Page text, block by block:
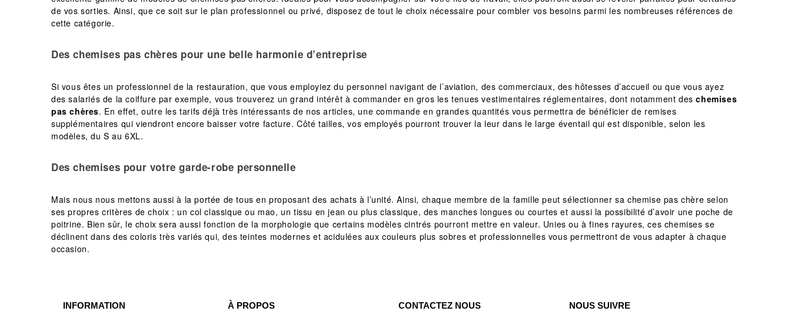
de vos sorties. Ainsi, que ce soit sur le plan professionnel ou privé, disposez de tout le choix nécessaire pour combler vos besoins parmi les nombreuses références de
cette catégorie.
Deschemises pas chères pour une belle harmonie d’entreprise
Si vous êtes un professionnel de la restauration, que vous employiez du personnel navigant de l’aviation, des commerciaux, des hôtesses d’accueil ou que vous ayez
des salariés de la coiffure par exemple, vous trouverez un grand intérêt à commander en gros les tenues vestimentaires réglementaires, dont notamment deschemises
pas chères. En effet, outre les tarifs déjà très intéressants de nos articles, une commande en grandes quantités vous permettra de bénéficier de remises
supplémentaires qui viendront encore baisser votre facture. Côté tailles, vos employés pourront trouver la leur dans le large éventail qui est disponible, selon les
modèles, du S au 6XL.
Des chemises pour votre garde-robe personnelle
Mais nous nous mettons aussi à la portée de tous en proposant des achats à l’unité. Ainsi, chaque membre de la famille peut sélectionner sa chemise pas chère selon
ses propres critères de choix : un col classique ou mao, un tissu en jean ou plus classique, des manches longues ou courtes et aussi la possibilité d’avoir une poche de
poitrine. Bien sûr, le choix sera aussi fonction de la morphologie que certains modèles cintrés pourront mettre en valeur. Unies ou à fines rayures, ces chemises se
déclinent dans des coloris très variés qui, des teintes modernes et acidulées aux couleurs plus sobres et professionnelles vous permettront de vous adapter à chaque
occasion.
INFORMATION À PROPOS CONTACTEZ NOUS NOUS SUIVRE